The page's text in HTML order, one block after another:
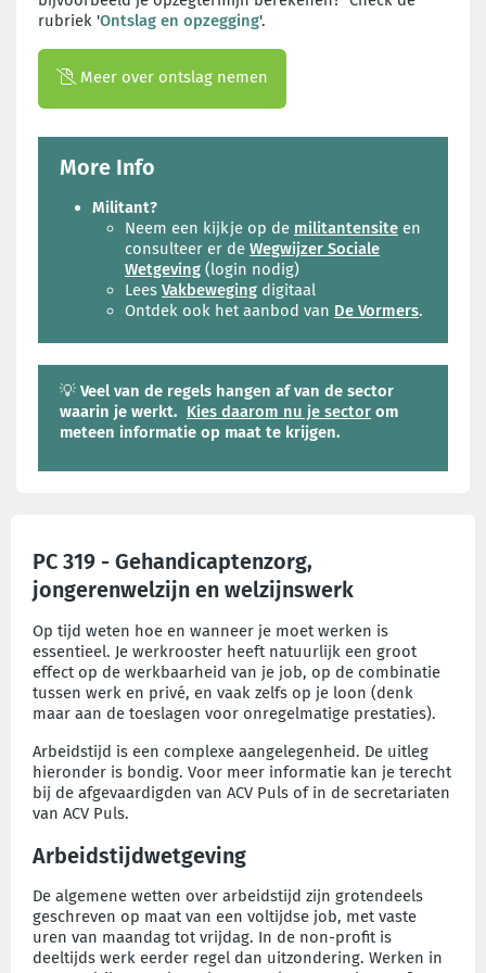
rubriek 'Ontslag en opzegging'.
Meer over ontslag nemen
More Info
Militant?
Neem een kijkje op de militantensite en
consulteer er de Wegwijzer Sociale
Wetgeving (login nodig)
Lees Vakbeweging digitaal
Ontdek ook het aanbod van De Vormers.
💡 Veel van de regels hangen af van de sector
waarin je werkt. Kies daarom nu je sector om
meteen informatie op maat te krijgen.
PC 319 - Gehandicaptenzorg,
jongerenwelzijn en welzijnswerk
Op tijd weten hoe en wanneer je moet werken is
essentieel. Je werkrooster heeft natuurlijk een groot
effect op de werkbaarheid van je job, op de combinatie
tussen werk en privé, en vaak zelfs op je loon (denk
maar aan de toeslagen voor onregelmatige prestaties).
Arbeidstijd is een complexe aangelegenheid. De uitleg
hieronder is bondig. Voor meer informatie kan je terecht
bij de afgevaardigden van ACV Puls of in de secretariaten
van ACV Puls.
Arbeidstijdwetgeving
De algemene wetten over arbeidstijd zijn grotendeels
geschreven op maat van een voltijdse job, met vaste
uren van maandag tot vrijdag. In de non-profit is
deeltijds werk eerder regel dan uitzondering. Werken in